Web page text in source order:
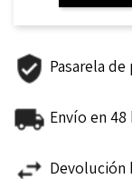
Pasarela
Envío en
Devolución